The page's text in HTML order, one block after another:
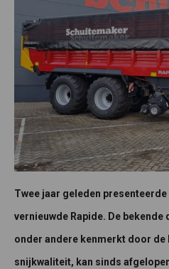
Twee jaar geleden
vernieuwde Rapide. De
onder andere kenmerkt door
snijkwaliteit, kan sinds